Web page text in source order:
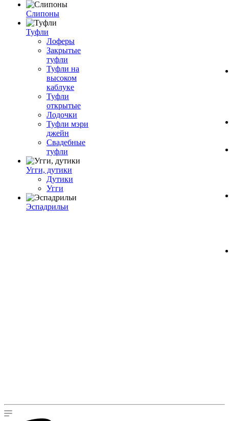
Слипоны
Туфли
Лоферы
Закрытые
туфли
Туфли на
высоком
каблуке
Туфли
открытые
Лодочки
Туфли мэри
джейн
Свадебные
туфли
Угги, дутики
Дутики
Угги
Эспадрильи